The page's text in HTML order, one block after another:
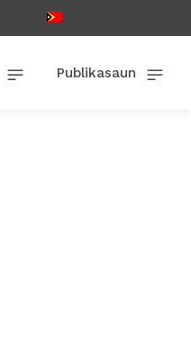
Publikasaun